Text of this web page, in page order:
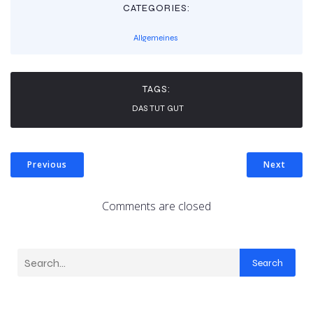
CATEGORIES:
Allgemeines
TAGS:
DAS TUT GUT
Previous Next
Comments are closed
Search